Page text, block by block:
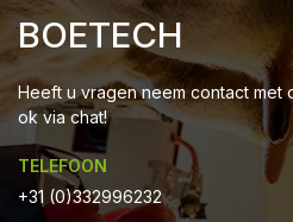
BOETECH
Heeft u vragen neem contact met
ok via chat!
TELEFOON
+31 (0)332996232